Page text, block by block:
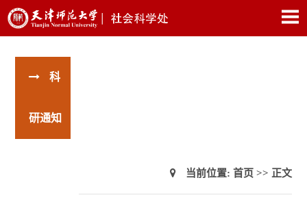
科
研通知
当前位置: 首页 >> 正文